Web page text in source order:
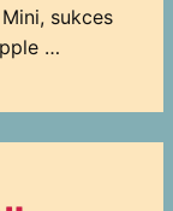
sukces
…